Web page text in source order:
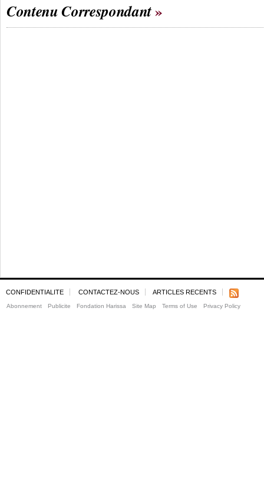
Contenu Correspondant
CONFIDENTIALITE CONTACTEZ-NOUS ARTICLES RECENTS
Abonnement Publicite Fondation Harissa Site Map Terms of Use Privacy Policy